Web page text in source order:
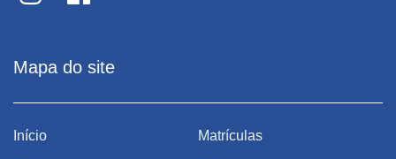
Mapa do site
Início Matrículas